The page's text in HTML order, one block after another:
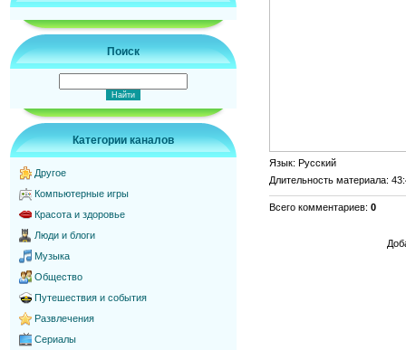
Поиск
Категории каналов
Другое
Компьютерные игры
Красота и здоровье
Люди и блоги
Музыка
Общество
Путешествия и события
Развлечения
Сериалы
Язык: Русский
Длительность материала:
Всего комментариев: 0